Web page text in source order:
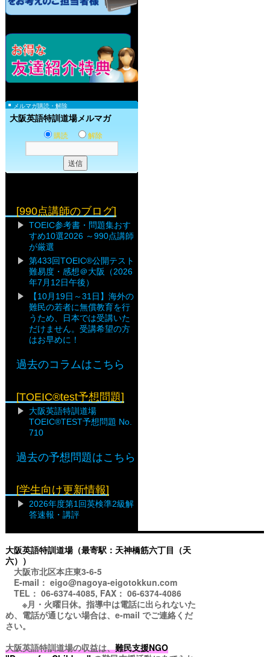
メルマガ購読・解除
大阪英語特訓道場メルマガ
購読 解除
[990点講師のブログ]
TOEIC参考書・問題集おす
すめ10選2026 ～990点講師
が厳選
第433回TOEIC®公開テスト
難易度・感想＠大阪（2026
年7月12日午後）
【10月19日～31日】海外の
難民の若者に無償教育を行
うため、日本では受講いた
だけません。受講希望の方
はお早めに！
過去のコラムはこちら
[TOEIC®test予想問題]
大阪英語特訓道場
TOEIC®TEST予想問題 No.
710
過去の予想問題はこちら
[学生向け更新情報]
2026年度第1回英検準2級解
答速報・講評
大阪英語特訓道場（最寄駅：天神橋筋六丁目（天
六））
大阪市北区本庄東3-6-5
E-mail： eigo@nagoya-eigotokkun.com
TEL： 06-6374-4085, FAX： 06-6374-4086
※月・火曜日休。指導中は電話に出られないた
め、電話が通じない場合は、e-mail でご連絡くだ
さい。
大阪英語特訓道場の収益は、難民支援NGO